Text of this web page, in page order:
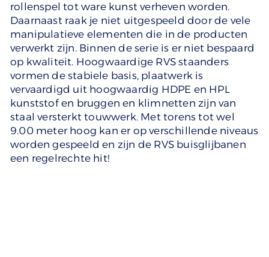
rollenspel tot ware kunst verheven worden.
Daarnaast raak je niet uitgespeeld door de vele
manipulatieve elementen die in de producten
verwerkt zijn. Binnen de serie is er niet bespaard
op kwaliteit. Hoogwaardige RVS staanders
vormen de stabiele basis, plaatwerk is
vervaardigd uit hoogwaardig HDPE en HPL
kunststof en bruggen en klimnetten zijn van
staal versterkt touwwerk. Met torens tot wel
9.00 meter hoog kan er op verschillende niveaus
worden gespeeld en zijn de RVS buisglijbanen
een regelrechte hit!